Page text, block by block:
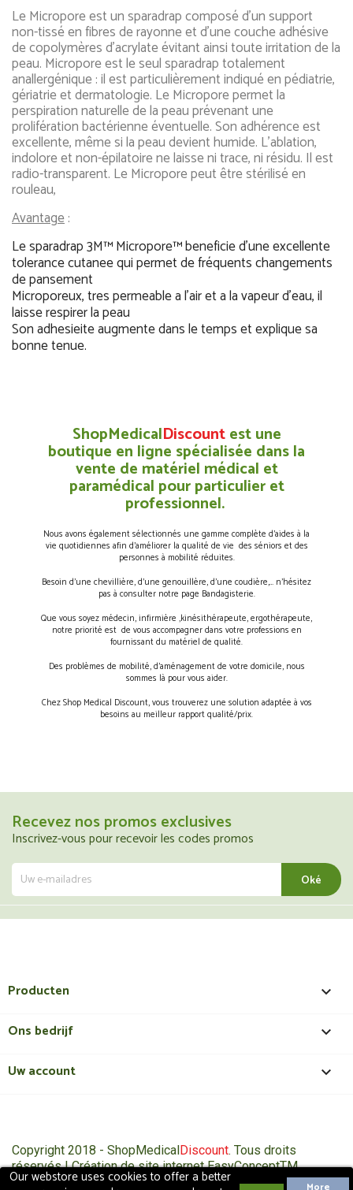
Our webstore uses cookies to offer a better
Le Micropore est un sparadrap composé d'un support
non-tissé en fibres de rayonne et d'une couche adhésive
de copolymères d'acrylate évitant ainsi toute irritation de la
peau. Micropore est le seul sparadrap totalement
anallergénique : il est particulièrement indiqué en pédiatrie,
gériatrie et dermatologie. Le Micropore permet la
perspiration naturelle de la peau prévenant une
prolifération bactérienne éventuelle. Son adhérence est
excellente, même si la peau devient humide. L’ablation,
indolore et non-épilatoire ne laisse ni trace, ni résidu. Il est
radio-transparent. Le Micropore peut être stérilisé en
rouleau,
Avantage:
Le sparadrap 3M™ Micropore™ beneficie d'une excellente
tolerance cutanee qui permet de fréquents changements
de pansement
Microporeux, tres permeable a l'air et a la vapeur d'eau, il
laisse respirer la peau
Son adhesieite augmente dans le temps et explique sa
bonne tenue.
ShopMedicalDiscountest une
boutique en ligne spécialisée dans la
vente de matériel médical et
paramédical pour particulier et
professionnel.
Nous avons également sélectionnés une gamme complète d’aides à la
vie quotidiennes afin d’améliorer la qualité de vie des séniors et des
personnes à mobilité réduites.
Besoin d’une chevillière, d’une genouillère, d’une coudière,… n’hésitez
pas à consulter notre page Bandagisterie.
Que vous soyez médecin, infirmière ,kinésithérapeute, ergothérapeute,
notre priorité est de vous accompagner dans votre professions en
fournissant du matériel de qualité.
Des problèmes de mobilité, d’aménagement de votre domicile, nous
sommes là pour vous aider.
Chez Shop Medical Discount, vous trouverez une solution adaptée à vos
besoins au meilleur rapport qualité/prix.
Recevez nos promos exclusives
Inscrivez-vous pour recevoir les codes promos
Producten 
Ons bedrijf 
Uw account 
Copyright 2018 - ShopMedicalDiscount. Tous droits
réservés | Création de site internet EasyConceptTM